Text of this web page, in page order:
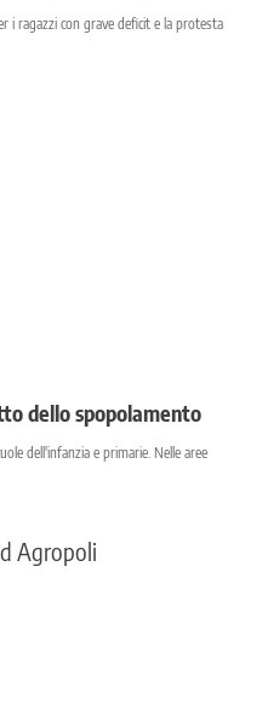
i ragazzi con grave deficit e la protesta
dello spopolamento
dell'infanzia e primarie. Nelle aree